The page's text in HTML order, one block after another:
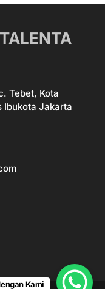
Tebet, Kota
Ibukota Jakarta
Kami